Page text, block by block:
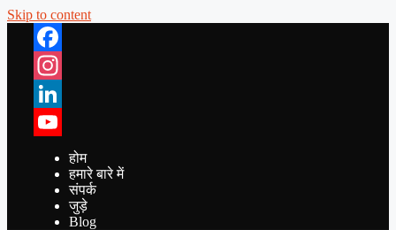
Skip to content
Facebook
Instagram
LinkedIn
YouTube
होम
हमारे बारे में
संपर्क
जुड़े
Blog